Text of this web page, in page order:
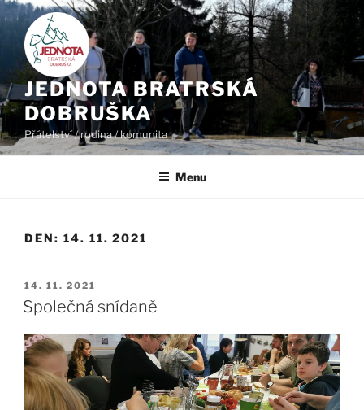
Přejít
obsahu
webu
JEDNOTA BRATRSKÁ
DOBRUŠKA
Přátelství / rodina / komunita
Menu
DEN: 14. 11. 2021
PUBLIKOVÁNO
14. 11. 2021
Společná snídaně